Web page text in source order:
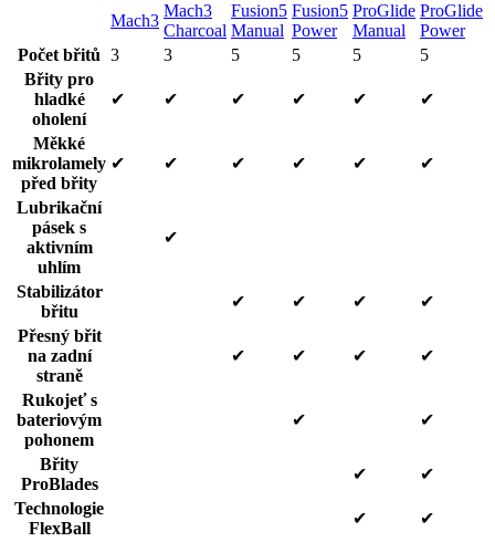
Mach3
Mach3
Charcoal
Fusion5
Manual
Fusion5
Power
ProGlide
Manual
ProGlide
Power
Počet břitů 3 3 5 5 5
5
Břity pro
hladké
oholení
✔ ✔ ✔ ✔ ✔ ✔
Měkké
mikrolamely
před břity
✔ ✔ ✔ ✔ ✔ ✔
Lubrikační
pásek s
aktivním
uhlím
✔
Stabilizátor
břitu
✔ ✔ ✔
✔
Přesný břit
na zadní
straně
✔ ✔ ✔ ✔
Rukojeť s
bateriovým
pohonem
✔ ✔
Břity
ProBlades
✔
✔
Technologie
FlexBall
✔
✔